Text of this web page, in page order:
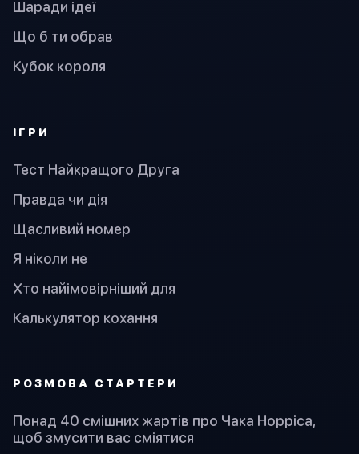
Шаради ідеї
Що б ти обрав
Кубок короля
ІГРИ
Тест Найкращого Друга
Правда чи дія
Щасливий номер
Я ніколи не
Хто найімовірніший для
Калькулятор кохання
PОЗМОВА СТАРТЕРИ
Понад 40 смішних жартів про Чака Норріса,
щоб змусити вас сміятися